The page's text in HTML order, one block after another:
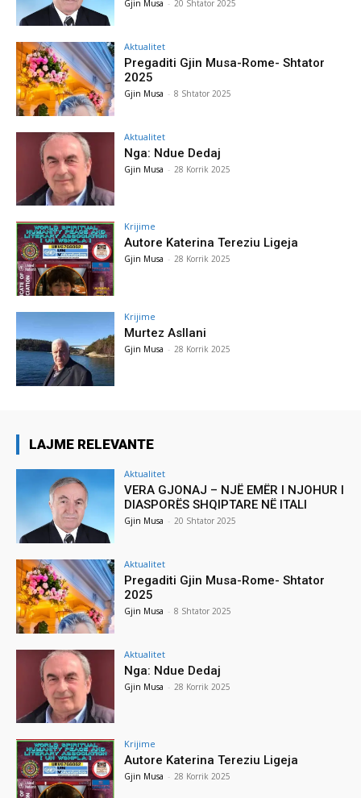
Gjin Musa - 20 Shtator 2025
Aktualitet
Pregaditi Gjin Musa-Rome- Shtator
2025
Gjin Musa - 8 Shtator 2025
Aktualitet
Nga: Ndue Dedaj
Gjin Musa - 28 Korrik 2025
Krijime
Autore Katerina Tereziu Ligeja
Gjin Musa - 28 Korrik 2025
Krijime
Murtez Asllani
Gjin Musa - 28 Korrik 2025
LAJME RELEVANTE
Aktualitet
VERA GJONAJ – NJË EMËR I NJOHUR I
DIASPORËS SHQIPTARE NË ITALI
Gjin Musa - 20 Shtator 2025
Aktualitet
Pregaditi Gjin Musa-Rome- Shtator
2025
Gjin Musa - 8 Shtator 2025
Aktualitet
Nga: Ndue Dedaj
Gjin Musa - 28 Korrik 2025
Krijime
Autore Katerina Tereziu Ligeja
Gjin Musa - 28 Korrik 2025